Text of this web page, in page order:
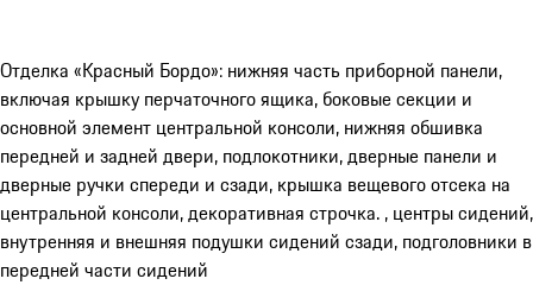
Отделка «Красный Бордо»: нижняя часть приборной панели,
включая крышку перчаточного ящика, боковые секции и
основной элемент центральной консоли, нижняя обшивка
передней и задней двери, подлокотники, дверные панели и
дверные ручки спереди и сзади, крышка вещевого отсека на
центральной консоли, декоративная строчка. , центры сидений,
внутренняя и внешняя подушки сидений сзади, подголовники в
передней части сидений